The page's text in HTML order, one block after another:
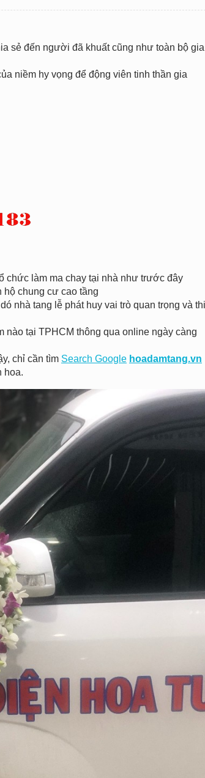
sẻ đến người đã khuất cũng như toàn bộ gia
niềm hy vọng để động viên tinh thần gia
chức làm ma chay tại nhà như trước đây
hộ chung cư cao tầng
nhà tang lễ phát huy vai trò quan trọng và
nào tại TPHCM thông qua online ngày càng
chỉ cần tìm Search Google hoadamtang.vn
hoa.